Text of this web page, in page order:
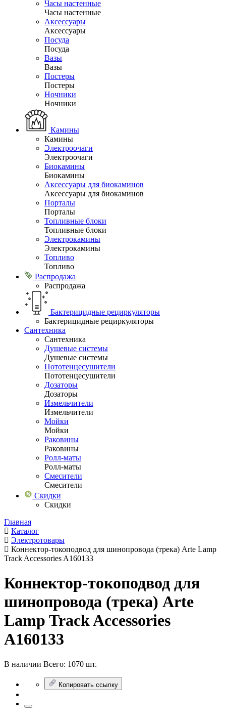
Часы настенные
Часы настенные
Аксессуары
Аксессуары
Посуда
Посуда
Вазы
Вазы
Постеры
Постеры
Ночники
Ночники
Камины
Камины
Электроочаги
Электроочаги
Биокамины
Биокамины
Аксессуары для биокаминов
Аксессуары для биокаминов
Порталы
Порталы
Топливные блоки
Топливные блоки
Электрокамины
Электрокамины
Топливо
Топливо
Распродажа
Распродажа
Бактерицидные рециркуляторы
Бактерицидные рециркуляторы
Сантехника
Сантехника
Душевые системы
Душевые системы
Пототенцесушители
Пототенцесушители
Дозаторы
Дозаторы
Измельчители
Измельчители
Мойки
Мойки
Раковины
Раковины
Ролл-маты
Ролл-маты
Смесители
Смесители
Скидки
Скидки
Главная
Каталог
Электротовары
Коннектор-токоподвод для шинопровода (трека) Arte Lamp
Track Accessories A160133
Коннектор-токоподвод для
шинопровода (трека) Arte
Lamp Track Accessories
A160133
В наличии Всего: 1070 шт.
Копировать ссылку